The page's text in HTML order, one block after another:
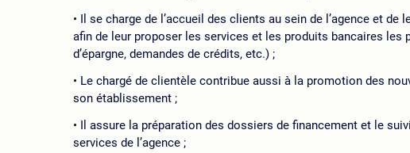
Il se charge de l’accueil des clients au sein de l’agence et
afin de leur proposer les services et les produits bancaires les
d’épargne, demandes de crédits, etc.) ;
Le chargé de clientèle contribue aussi à la promotion des
son établissement ;
Il assure la préparation des dossiers de financement et le
services de l’agence ;